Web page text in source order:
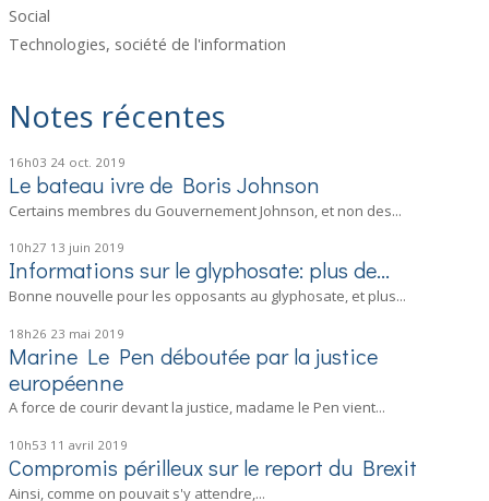
Social
Technologies, société de l'information
Notes récentes
16h03 24 oct. 2019
Le bateau ivre de Boris Johnson
Certains membres du Gouvernement Johnson, et non des...
10h27 13 juin 2019
Informations sur le glyphosate: plus de...
Bonne nouvelle pour les opposants au glyphosate, et plus...
18h26 23 mai 2019
Marine Le Pen déboutée par la justice
européenne
A force de courir devant la justice, madame le Pen vient...
10h53 11 avril 2019
Compromis périlleux sur le report du Brexit
Ainsi, comme on pouvait s'y attendre,...